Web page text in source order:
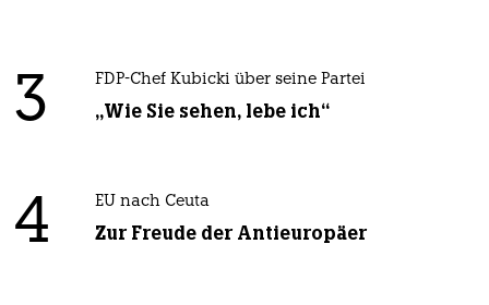
3 FDP-Chef Kubicki über seine Partei
„Wie Sie sehen, lebe ich“
4 EU nach Ceuta
Zur Freude der Antieuropäer